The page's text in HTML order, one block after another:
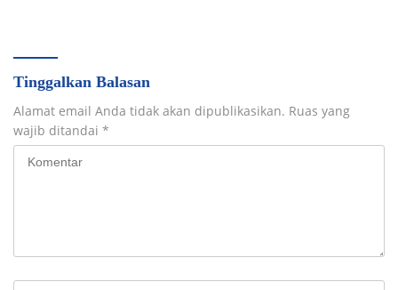
Tinggalkan Balasan
Alamat email Anda tidak akan dipublikasikan. Ruas yang
wajib ditandai *